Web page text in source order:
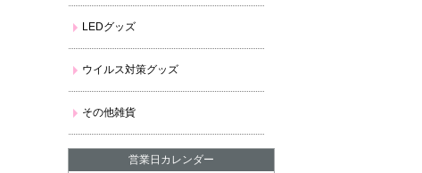
LEDグッズ
ウイルス対策グッズ
その他雑貨
営業日カレンダー